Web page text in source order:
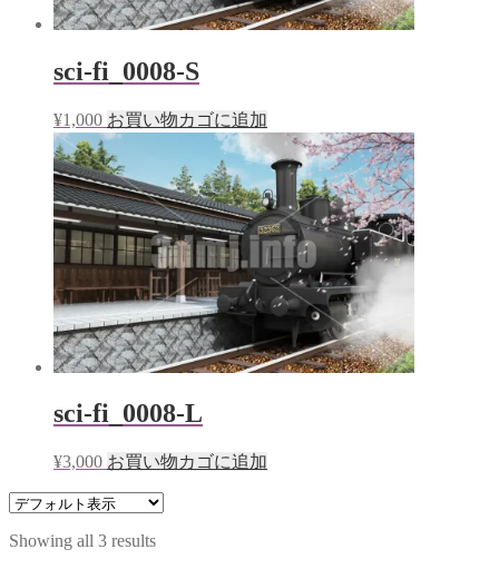
sci-fi_0008-S
¥1,000 お買い物カゴに追加
sci-fi_0008-L
¥3,000 お買い物カゴに追加
Showing all 3 results